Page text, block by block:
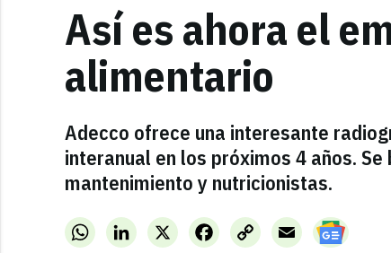
Así es ahora el
alimentario
Adecco ofrece una interesante
interanual en los próximos 4 años.
mantenimiento y nutricionistas.
WhatsAppLinkedInX FacebookCopy
Link
Email